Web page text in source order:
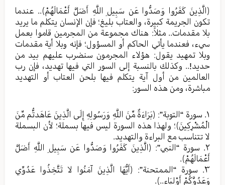
﴿الَّذِينَ كَفَرُوا وَصَدُّوا عَن سَبِيلِ اللَّهِ أَضَلَّ أَعْمَالَهُمْ﴾.. عندما
تكون الجريمة كبيرة، والعتاب بليغ؛ فإن الإنسان يتكلم ما يريد
بلا مقدمات.. مثلاً: هناك مجموعة من المجرمين قاموا بعمل
سيء، فعندما يأتي الحاكم أو المسؤول؛ فإنه وبلا أية مقدمات
وبلا تمهيد يقول: هؤلاء المجرمون سنضرب عليهم بيد من
حديد!.. وكذلك بالنسبة إلى السور التي فيها تهديد، فإن رب
العالمين من أول آية يتكلم فيها بلحن العتاب أو التهديد
مباشرة، ومن هذه السور:
١. سورة “التوبة”: ﴿بَرَاءَةٌ مِّنَ اللَّهِ وَرَسُولِهِ إِلَى الَّذِينَ عَاهَدتُّم مِّنَ
الْمُشْرِكِينَ﴾؛ ولهذا هذه السورة ليس فيها بسملة؛ لأن البسملة
لا تتناسب مع البراءة والتهديد.
٢. سورة “النبي”: ﴿الَّذِينَ كَفَرُوا وَصَدُّوا عَن سَبِيلِ اللَّهِ أَضَلَّ
أَعْمَالَهُمْ﴾.
٣. سورة “الممتحنة”: ﴿أَيُّهَا الَّذِينَ آمَنُوا لا تَتَّخِذُوا عَدُوِّي
وَعَدُوَّكُمْ أَوْلِيَاء..﴾.